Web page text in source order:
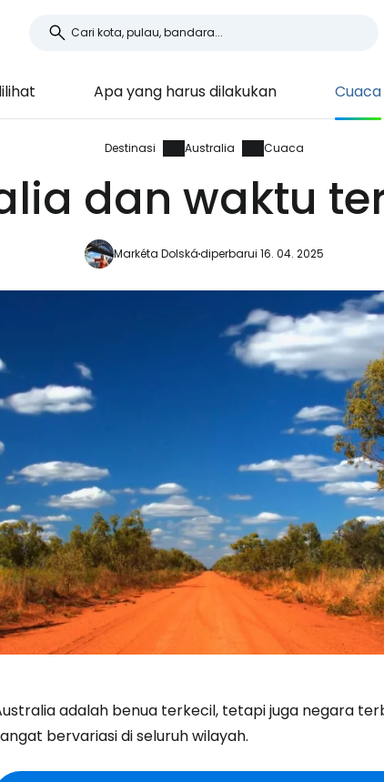
Apa yang harus dilakukan Cuaca
Destinasi Australia Cuaca
dan waktu
Markéta Dolskádiperbarui 16. 04. 2025
adalah benua terkecil, tetapi juga negara
bervariasi di seluruh wilayah.